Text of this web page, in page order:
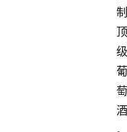
制
顶
级
葡
萄
酒